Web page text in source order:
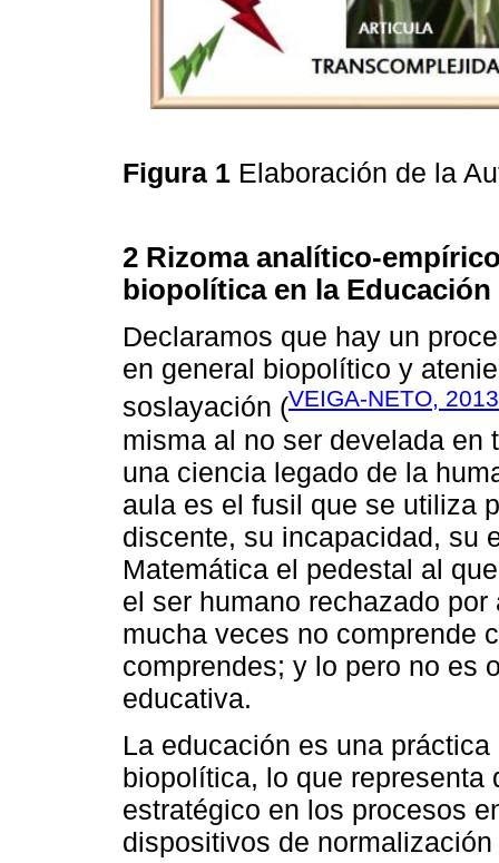
Figura 1 Elaboración de la
2 Rizoma analítico-
biopolítica en la Educación
Declaramos que hay un
en general biopolítico y
soslayación (VEIGA-NETO, 2013
misma al no ser develada en
una ciencia legado de la
aula es el fusil que se utiliza
discente, su incapacidad, su
Matemática el pedestal al
el ser humano rechazado
mucha veces no comprende
comprendes; y lo pero no es
educativa.
La educación es una
biopolítica, lo que representa
estratégico en los procesos
dispositivos de